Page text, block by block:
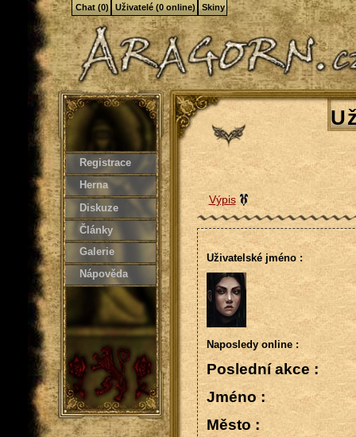
Registrace
Herna
Diskuze
Články
Galerie
Nápověda
Výpis
Uživatelské jméno :
Naposledy online :
Poslední akce :
Jméno :
Město :
Chat (0) Uživatelé (0 online) Skiny